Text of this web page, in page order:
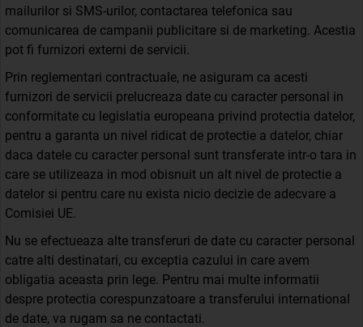
mailurilor si SMS-urilor, contactarea telefonica sau
comunicarea de campanii publicitare si de marketing. Acestia
pot fi furnizori externi de servicii.
Prin reglementari contractuale, ne asiguram ca acesti
furnizori de servicii prelucreaza date cu caracter personal in
conformitate cu legislatia europeana privind protectia datelor,
pentru a garanta un nivel ridicat de protectie a datelor, chiar
daca datele cu caracter personal sunt transferate intr-o tara in
care se utilizeaza in mod obisnuit un alt nivel de protectie a
datelor si pentru care nu exista nicio decizie de adecvare a
Comisiei UE.
Nu se efectueaza alte transferuri de date cu caracter personal
catre alti destinatari, cu exceptia cazului in care avem
obligatia aceasta prin lege. Pentru mai multe informatii
despre protectia corespunzatoare a transferului international
de date, va rugam sa ne contactati.